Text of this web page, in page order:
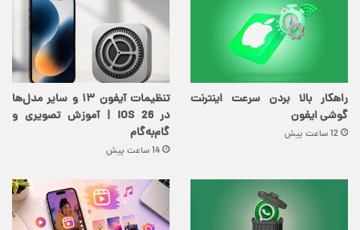
راهکار بالا بردن سرعت اینترنت
گوشی ایفون
12 ساعت پیش
تنظیمات آیفون ۱۳ و سایر مدل‌ها
در iOS 26 | آموزش تصویری و
گام‌به‌گام
14 ساعت پیش